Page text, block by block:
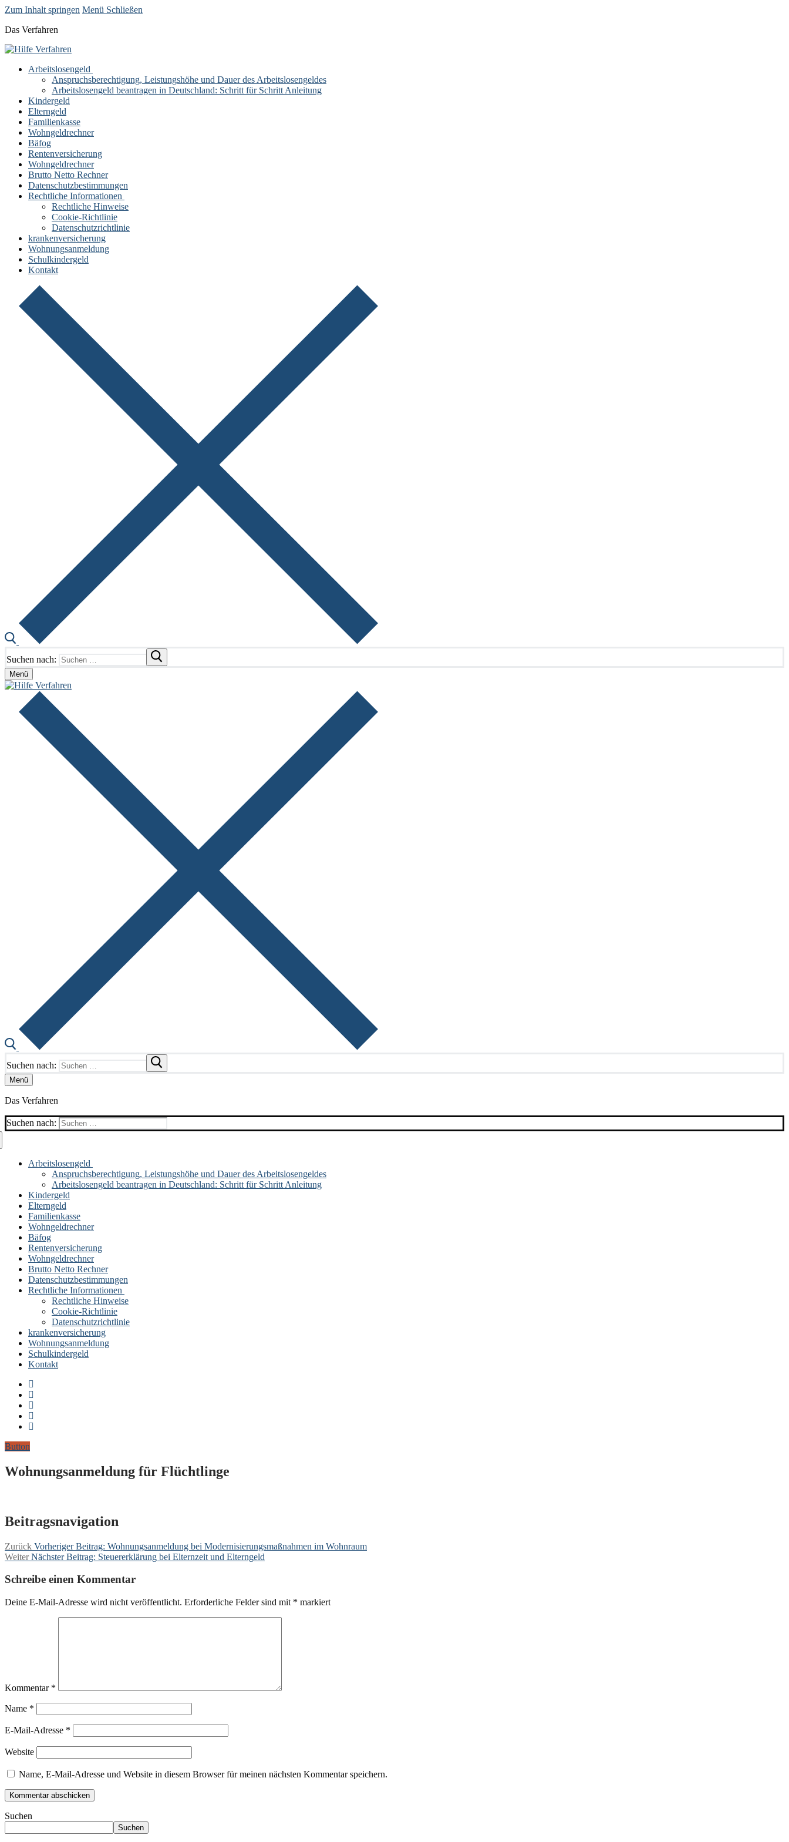
Zum Inhalt springen Menü Schließen
Das Verfahren
Arbeitslosengeld
Anspruchsberechtigung, Leistungshöhe und Dauer des Arbeitslosengeldes
Arbeitslosengeld beantragen in Deutschland: Schritt für Schritt Anleitung
Kindergeld
Elterngeld
Familienkasse
Wohngeldrechner
Bäfog
Rentenversicherung
Wohngeldrechner
Brutto Netto Rechner
Datenschutzbestimmungen
Rechtliche Informationen
Rechtliche Hinweise
Cookie-Richtlinie
Datenschutzrichtlinie
krankenversicherung
Wohnungsanmeldung
Schulkindergeld
Kontakt
Suchen nach:
Menü
Suchen nach:
Menü
Das Verfahren
Suchen nach:
Arbeitslosengeld
Anspruchsberechtigung, Leistungshöhe und Dauer des Arbeitslosengeldes
Arbeitslosengeld beantragen in Deutschland: Schritt für Schritt Anleitung
Kindergeld
Elterngeld
Familienkasse
Wohngeldrechner
Bäfog
Rentenversicherung
Wohngeldrechner
Brutto Netto Rechner
Datenschutzbestimmungen
Rechtliche Informationen
Rechtliche Hinweise
Cookie-Richtlinie
Datenschutzrichtlinie
krankenversicherung
Wohnungsanmeldung
Schulkindergeld
Kontakt
Button
Wohnungsanmeldung für Flüchtlinge
Beitragsnavigation
Zurück Vorheriger Beitrag: Wohnungsanmeldung bei Modernisierungsmaßnahmen im Wohnraum
Weiter Nächster Beitrag: Steuererklärung bei Elternzeit und Elterngeld
Schreibe einen Kommentar
Deine E-Mail-Adresse wird nicht veröffentlicht. Erforderliche Felder sind mit * markiert
Kommentar *
Name *
E-Mail-Adresse *
Website
Name, E-Mail-Adresse und Website in diesem Browser für meinen nächsten Kommentar speichern.
Suchen
Suchen